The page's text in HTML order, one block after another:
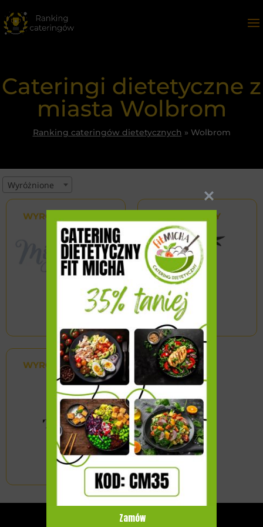
Cateringi dietetyczne z
miasta Wolbrom
Ranking cateringów dietetycznych » Wolbrom
Wyróżnione
WYRÓŻNIONY WYRÓŻNIONY
WYRÓŻNIONY
Zamów